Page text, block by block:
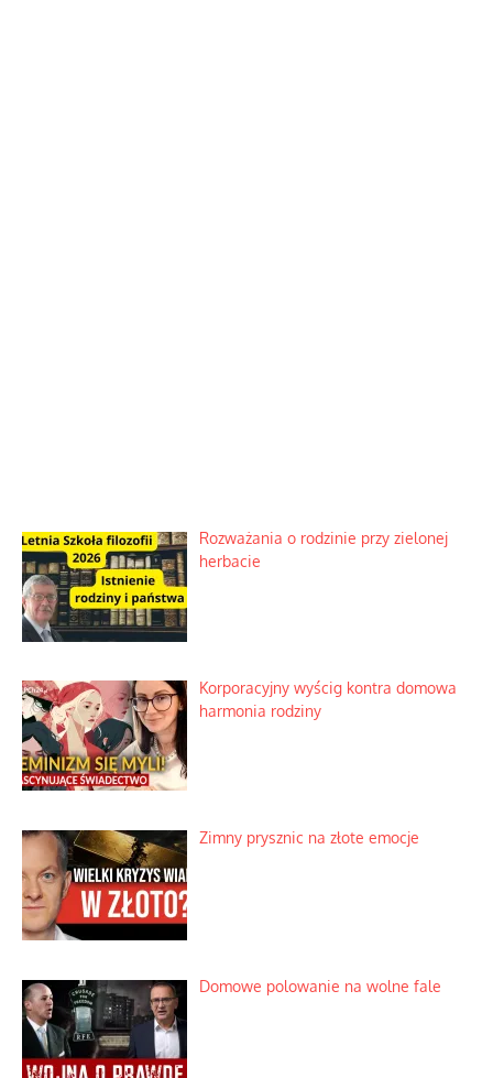
Rozważania o rodzinie przy zielonej
herbacie
Korporacyjny wyścig kontra domowa
harmonia rodziny
Zimny prysznic na złote emocje
Domowe polowanie na wolne fale